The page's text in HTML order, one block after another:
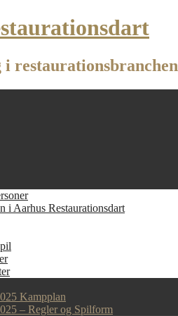
restaurationsbranchen
i Aarhus Restaurationsdart
Kampplan
– Regler og Spilform